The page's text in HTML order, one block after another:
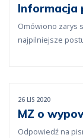
Informacja
Zdrowia
Omówiono zarys
najpilniejsze
26 LIS 2020
MZ o
epidemię
Odpowiedź na